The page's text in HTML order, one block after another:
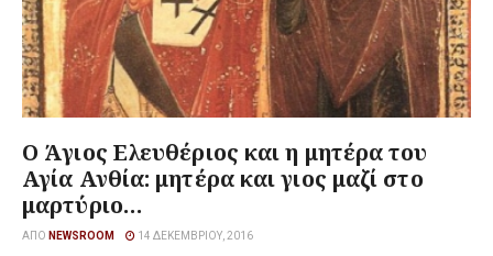
Ο Άγιος Ελευθέριος και η μητέρα του
Αγία Ανθία: μητέρα και γιος μαζί στο
μαρτύριο…
ΑΠΌ NEWSROOM 14 ΔΕΚΕΜΒΡΊΟΥ, 2016